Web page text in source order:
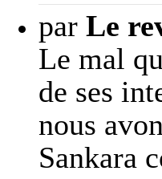
par Le
Le mal
de ses
nous
Sankara